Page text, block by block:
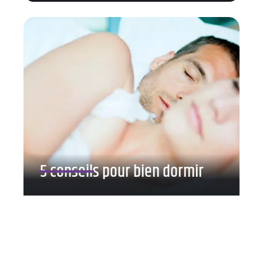
5 conseils pour bien dormir